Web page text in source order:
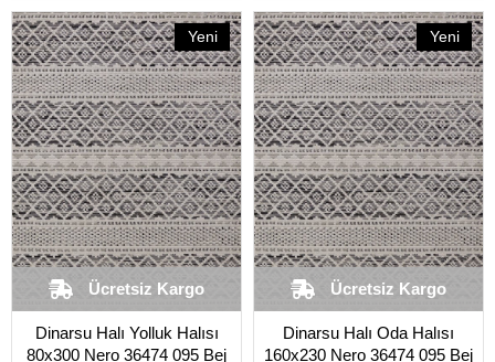
Dinarsu Halı Yolluk Halısı
80x300 Nero 36474 095 Bej
Ücretsiz Kargo
Yeni
Ürün
Dinarsu Halı Oda Halısı
160x230 Nero 36474 095 Bej
Ücretsiz Kargo
Yeni
Ürün